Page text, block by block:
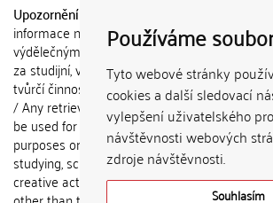
Používáme
Tyto webové stránky
cookies a další sledovací
vylepšení uživatelského
návštěvnosti webových
zdroje návštěvnosti.
Souhlasím
Upozornění / Notice:
informace nemohou být použity k
výdělečným účelům nebo vydávány
za studijní, vědeckou nebo jinou
tvůrčí činnost jiné osoby než autora.
/ Any retrieved information shall not
be used for any commercial
purposes or claimed as results of
studying, scientific or any other
creative activities of any person